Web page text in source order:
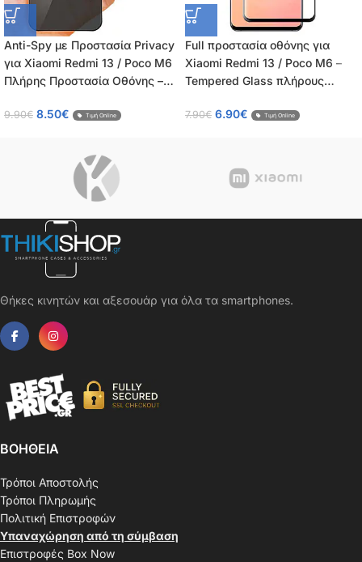
Anti-Spy με Προστασία Privacy
για Xiaomi Redmi 13 / Poco M6
Πλήρης Προστασία Οθόνης –
100%, OEM, 0.26mm
9.90€ 8.50€ Τιμή Online
Full προστασία οθόνης για
Xiaomi Redmi 13 / Poco M6 –
Tempered Glass πλήρους
7.90€ 6.90€ Τιμή Online
Θήκες κινητών και αξεσουάρ για όλα τα smartphones.
ΒΟΗΘΕΙΑ
Τρόποι Αποστολής
Τρόποι Πληρωμής
Πολιτική Επιστροφών
Υπαναχώρηση από τη σύμβαση
Επιστροφές Box Now